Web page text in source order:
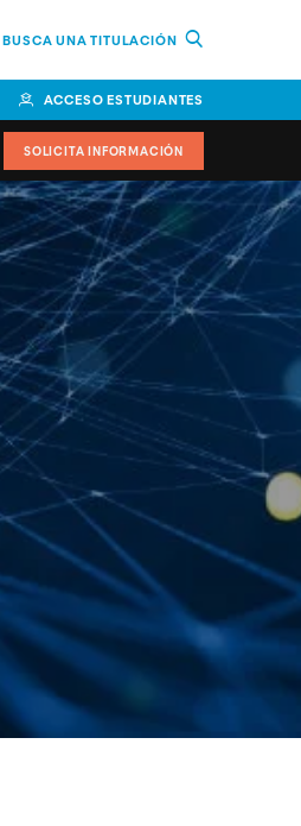
BUSCA UNA TITULACIÓN
CANADÁ
COSTA RICA
ESPAÑA
GUATEMALA
PANAMÁ
REPÚBLICA DOMINICANA
ACCESO ESTUDIANTES
SOLICITA INFORMACIÓN